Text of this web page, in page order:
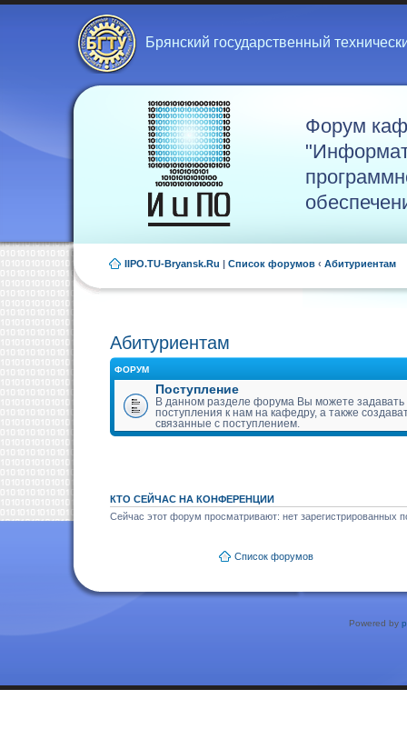
Брянский государственный
Форум
IIPO.TU-Bryansk.Ru | Список форумов ‹ Абитуриентам
Абитуриентам
ФОРУМ
Поступление
В данном разделе форума Вы можете
поступления к нам на кафедру, а также
связанные с поступлением.
КТО СЕЙЧАС НА КОНФЕРЕНЦИИ
Сейчас этот форум просматривают: нет зарегистрированных
Список форумов
Powered by